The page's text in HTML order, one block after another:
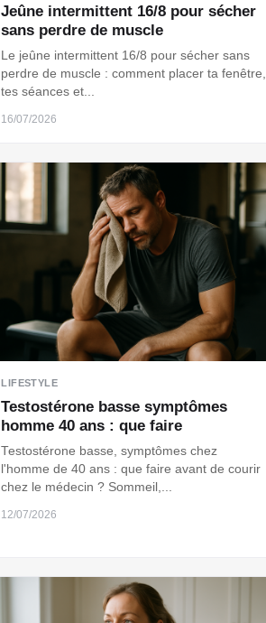
Jeûne intermittent 16/8 pour sécher
sans perdre de muscle
Le jeûne intermittent 16/8 pour sécher sans
perdre de muscle : comment placer ta fenêtre,
tes séances et...
16/07/2026
LIFESTYLE
Testostérone basse symptômes
homme 40 ans : que faire
Testostérone basse, symptômes chez
l'homme de 40 ans : que faire avant de courir
chez le médecin ? Sommeil,...
12/07/2026